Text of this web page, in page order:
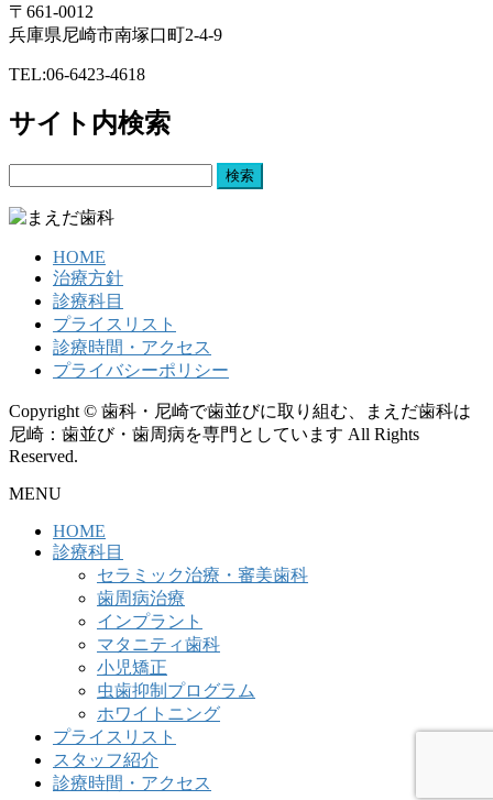
〒661-0012
兵庫県尼崎市南塚口町2-4-9
TEL:06-6423-4618
サイト内検索
HOME
治療方針
診療科目
プライスリスト
診療時間・アクセス
プライバシーポリシー
Copyright © 歯科・尼崎で歯並びに取り組む、まえだ歯科は
尼崎：歯並び・歯周病を専門としています All Rights
Reserved.
MENU
HOME
診療科目
セラミック治療・審美歯科
歯周病治療
インプラント
マタニティ歯科
小児矯正
虫歯抑制プログラム
ホワイトニング
プライスリスト
スタッフ紹介
診療時間・アクセス